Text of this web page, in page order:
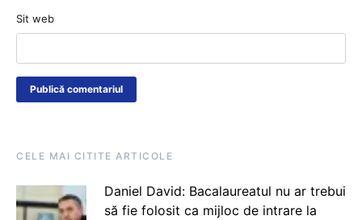
Sit web
CELE MAI CITITE ARTICOLE
Daniel David: Bacalaureatul nu ar trebui
să fie folosit ca mijloc de intrare la